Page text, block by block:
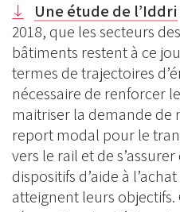
Une étude de l’Iddri
2018, que les secteurs
bâtiments restent à ce
termes de trajectoires
nécessaire de renforcer
maitriser la demande de
report modal pour le
vers le rail et de
dispositifs d’aide à
atteignent leurs objectifs.